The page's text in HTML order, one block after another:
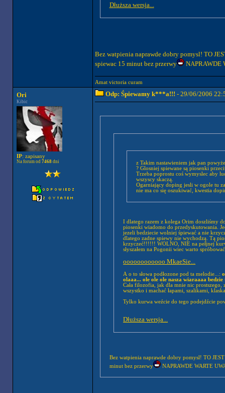
Dłuższa wersja...
Bez watpienia naprawde dobry pomysl! TO
spiewac 15 minut bez przerwy
NAPRAWDE
Amat victoria curam
Ori
Kibic
IP: zapisany
Na forum od 7468dni
Odp: Śpiewamy k***a!!! - 29/06/2006
z Takim nastawieniem jak pan
? Glosniej spiewane są piosenki
Trzeba poprostu coś wymyslec aby
wszyscy skaczą.
Ogarniający doping jesli w ogole tu
nie ma co się
I dlatego razem z kolega Orim doszliśmy do
piosenki wiadomo do przedyskutowania.
jezeli bedziecie wolniej śpiewać a nie
dlatego zadne spiewy nie wychodzą. Tą
krzyczeć!!!!!! WOLNO, NIE na pełjnej
słyszałem na Pogonii wiec warto
oooooooooooo MkaeSie...
A o to słowa podłozone pod ta melodie...:
olaaa... ole ole ole nasza wiaraaaa
Cała filozofia, jak dla mnie nic
wszystko i machać łapami, szalikami,
Tylko kurwa weźcie do tego podejdźcie
Dłuższa wersja...
Bez watpienia naprawde dobry pomysl! TO
minut bez przerwy
NAPRAWDE WARTE